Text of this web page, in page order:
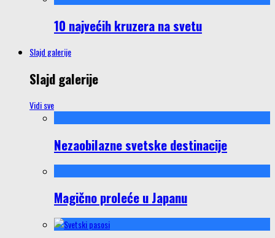
10 najvećih kruzera na svetu
Slajd galerije
Slajd galerije
Vidi sve
Nezaobilazne svetske destinacije
Magično proleće u Japanu